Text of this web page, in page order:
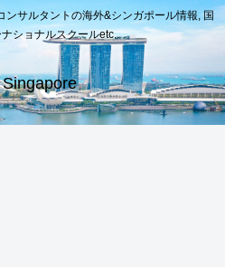
サルタントの海外&シンガポール情報, 国
ショナルスクールetc..